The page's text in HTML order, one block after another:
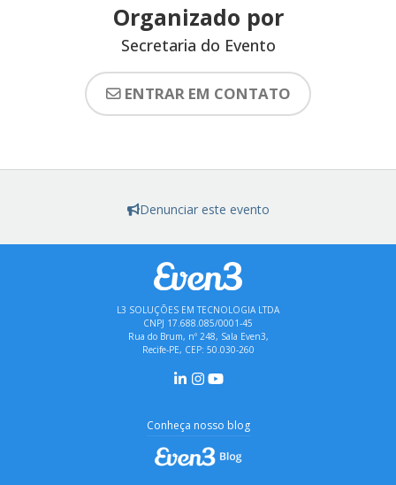
Organizado por
Secretaria do Evento
ENTRAR EM CONTATO
Denunciar este evento
L3 SOLUÇÕES EM TECNOLOGIA LTDA
CNPJ 17.688.085/0001-45
Rua do Brum, nº 248, Sala Even3,
Recife-PE, CEP: 50.030-260
Conheça nosso blog